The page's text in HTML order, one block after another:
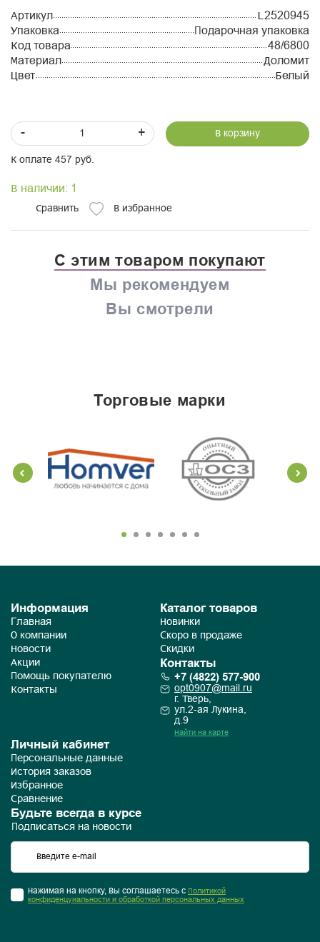
Артикул
L2520945
Упаковка
Подарочная упаковка
Код товара
48/6800
Материал
Доломит
Цвет
Белый
- + В корзину
К оплате 457 руб.
В наличии: 1
Сравнить В избранное
С этим товаром покупают
Мы рекомендуем
Вы смотрели
торговые марки
Информация
Главная
О компании
Новости
Акции
Помощь покупателю
Контакты
Каталог товаров
Новинки
Скоро в продаже
Скидки
Контакты
+7 (4822) 577-900
opt0907@mail.ru
г. Тверь,
ул.2-ая Лукина,
д.9
Найти на карте
Личный кабинет
Персональные данные
История заказов
Избранное
Сравнение
Будьте всегда в курсе
Подписаться на новости
Нажимая на кнопку, Вы соглашаетесь с Политикой
конфиденцуиальности и обработкой персональных данных